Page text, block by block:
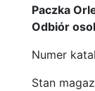
Paczka
Odbiór
Numer
Stan